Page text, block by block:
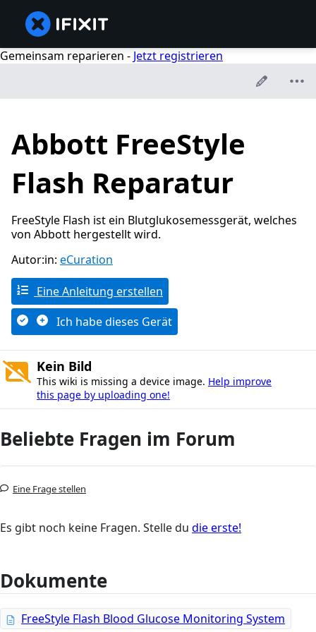
Gemeinsam reparieren - Jetzt registrieren
Abbott FreeStyle
Flash Reparatur
FreeStyle Flash ist ein Blutglukosemessgerät, welches
von Abbott hergestellt wird.
Autor:in: eCuration
Eine Anleitung erstellen
Ich habe dieses Gerät
Kein Bild
This wiki is missing a device image. Help improve
this page by uploading one!
Beliebte Fragen im Forum
Eine Frage stellen
Es gibt noch keine Fragen. Stelle du die erste!
Dokumente
FreeStyle Flash Blood Glucose Monitoring System